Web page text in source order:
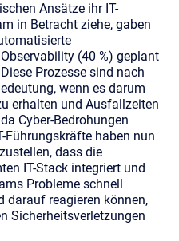
Ansätze ihr IT-
in Betracht ziehe, gaben
(40 %) geplant
Prozesse sind nach
wenn es darum
erhalten und Ausfallzeiten
Cyber-Bedrohungen
Führungskräfte haben nun
dass die
IT-Stack integriert und
Probleme schnell
darauf reagieren können,
Sicherheitsverletzungen